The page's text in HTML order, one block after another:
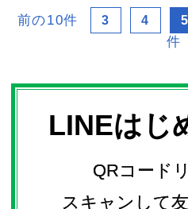
前の10件 3 4 5
件
LINEはじ
QRコード
スキャンして